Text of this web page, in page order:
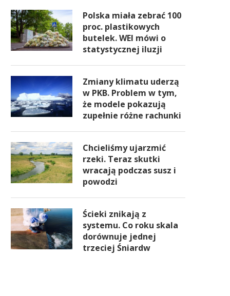
Polska miała zebrać 100
proc. plastikowych
butelek. WEI mówi o
statystycznej iluzji
Zmiany klimatu uderzą
w PKB. Problem w tym,
że modele pokazują
zupełnie różne rachunki
Chcieliśmy ujarzmić
rzeki. Teraz skutki
wracają podczas susz i
powodzi
Ścieki znikają z
systemu. Co roku skala
dorównuje jednej
trzeciej Śniardw